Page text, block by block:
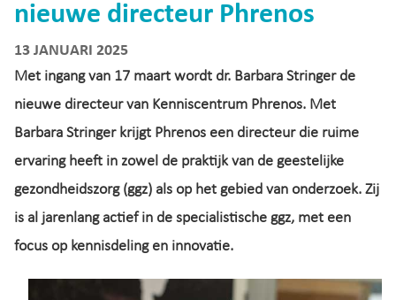
nieuwe directeur Phrenos
13 JANUARI 2025
Met ingang van 17 maart wordt dr. Barbara Stringer de
nieuwe directeur van Kenniscentrum Phrenos. Met
Barbara Stringer krijgt Phrenos een directeur die ruime
ervaring heeft in zowel de praktijk van de geestelijke
gezondheidszorg (ggz) als op het gebied van onderzoek. Zij
is al jarenlang actief in de specialistische ggz, met een
focus op kennisdeling en innovatie.